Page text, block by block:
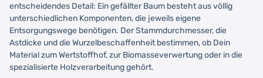
entscheidendes Detail: Ein gefällter Baum besteht aus völlig
unterschiedlichen Komponenten, die jeweils eigene
Entsorgungswege benötigen. Der Stammdurchmesser, die
Astdicke und die Wurzelbeschaffenheit bestimmen, ob Dein
Material zum Wertstoffhof, zur Biomasseverwertung oder in die
spezialisierte Holzverarbeitung gehört.